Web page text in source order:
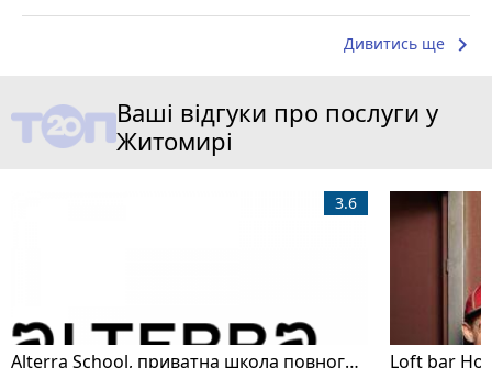
Дивитись ще keyboard_arrow_right
Ваші відгуки про послуги у
Житомирі
Alterra School, приватна школа повного дня
3.6
Loft bar